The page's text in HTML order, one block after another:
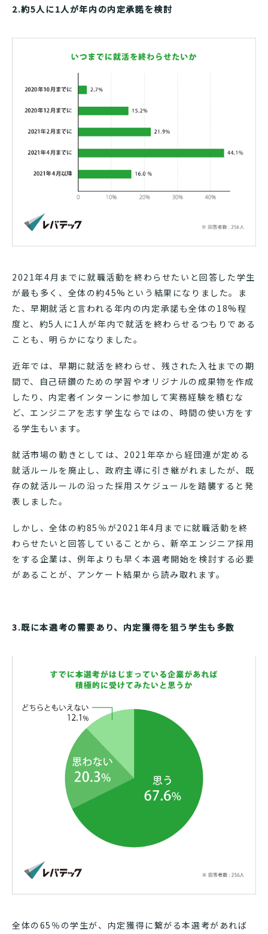
2.約5人に1人が年内の内定承諾を検討
2021年4月までに就職活動を終わらせたいと回答した学生
が最も多く、全体の約45%という結果になりました。ま
た、早期就活と言われる年内の内定承諾も全体の18%程
度と、約5人に1人が年内で就活を終わらせるつもりである
ことも、明らかになりました。
近年では、早期に就活を終わらせ、残された入社までの期
間で、自己研鑽のための学習やオリジナルの成果物を作成
したり、内定者インターンに参加して実務経験を積むな
ど、エンジニアを志す学生ならではの、時間の使い方をす
る学生もいます。
就活市場の動きとしては、2021年卒から経団連が定める
就活ルールを廃止し、政府主導に引き継がれましたが、既
存の就活ルールの沿った採用スケジュールを踏襲すると発
表しました。
しかし、全体の約85％が2021年4月までに就職活動を終
わらせたいと回答していることから、新卒エンジニア採用
をする企業は、例年よりも早く本選考開始を検討する必要
があることが、アンケート結果から読み取れます。
3.既に本選考の需要あり、内定獲得を狙う学生も多数
全体の65％の学生が、内定獲得に繋がる本選考があれば